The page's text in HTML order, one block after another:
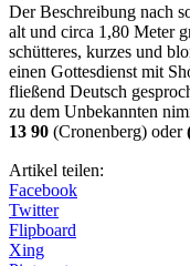
Der Beschreibung nach
alt und circa 1,80 Meter
schütteres, kurzes und
einen Gottesdienst mit
fließend Deutsch
zu dem Unbekannten
13 90 (Cronenberg) oder
Artikel teilen:
Facebook
Twitter
Flipboard
Xing